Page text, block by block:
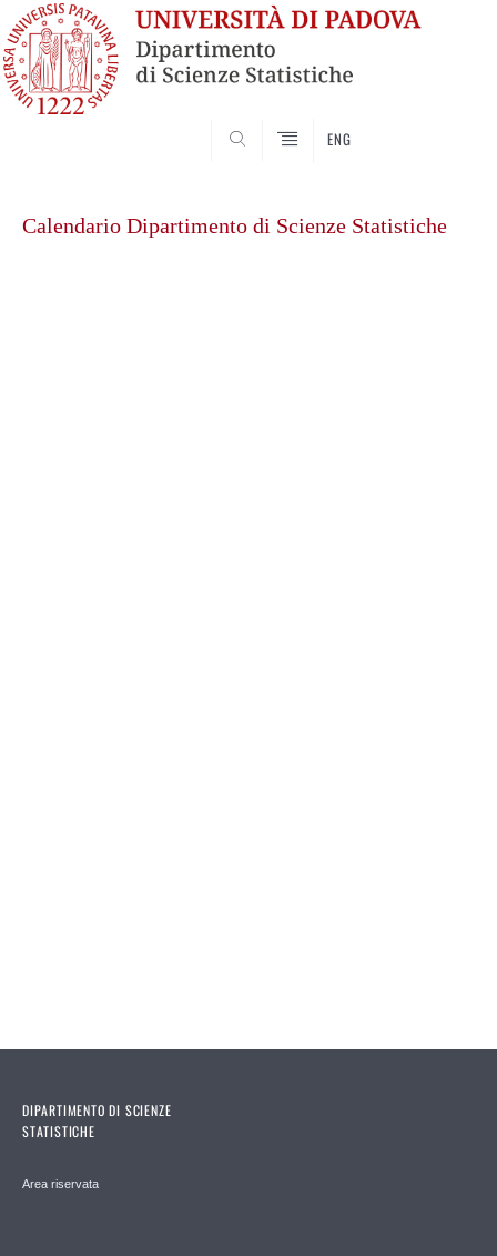
ENG
contentCalendario Dipartimento di Scienze Statistiche
DIPARTIMENTO DI SCIENZE
STATISTICHE
Area riservata